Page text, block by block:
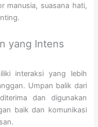
manusia, suasana hati,
yang Intens
interaksi yang lebih
Umpan balik dari
dan digunakan
baik dan komunikasi